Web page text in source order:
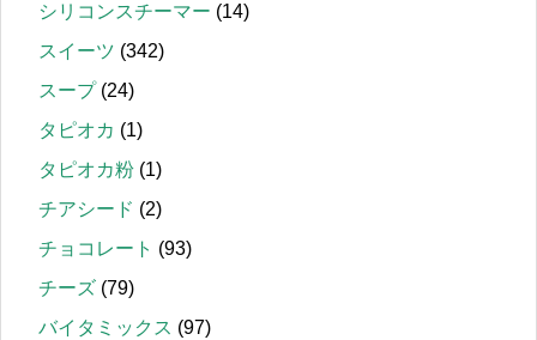
シリコンスチーマー (14)
スイーツ (342)
スープ(24)
タピオカ (1)
タピオカ粉 (1)
チアシード (2)
チョコレート (93)
チーズ (79)
バイタミックス (97)